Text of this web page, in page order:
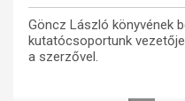
Göncz László könyvének
kutatócsoportunk
a szerzővel.